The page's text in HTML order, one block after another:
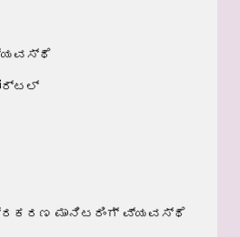
ಪ್ರಕರಣ ಮಾನಿಟರಿಂಗ್ ವ್ಯವಸ್ಥೆ